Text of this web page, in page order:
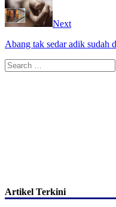
Next
Abang tak sedar adik sudah
Search
for:
Artikel Terkini